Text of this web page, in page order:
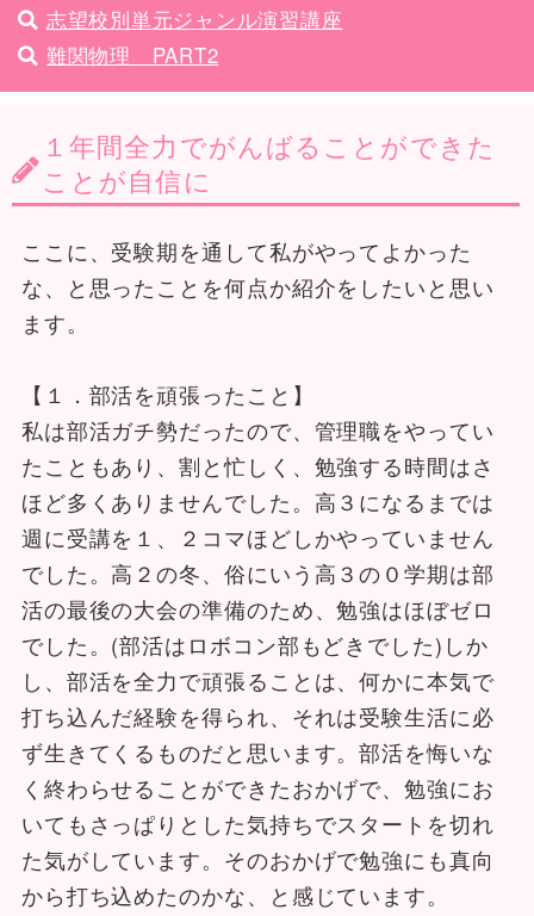
志望校別単元ジャンル演習講座
難関物理 PART2
１年間全力でがんばることができた
ことが自信に
ここに、受験期を通して私がやってよかった
な、と思ったことを何点か紹介をしたいと思い
ます。
【１．部活を頑張ったこと】
私は部活ガチ勢だったので、管理職をやってい
たこともあり、割と忙しく、勉強する時間はさ
ほど多くありませんでした。高３になるまでは
週に受講を１、２コマほどしかやっていません
でした。高２の冬、俗にいう高３の０学期は部
活の最後の大会の準備のため、勉強はほぼゼロ
でした。(部活はロボコン部もどきでした)しか
し、部活を全力で頑張ることは、何かに本気で
打ち込んだ経験を得られ、それは受験生活に必
ず生きてくるものだと思います。部活を悔いな
く終わらせることができたおかげで、勉強にお
いてもさっぱりとした気持ちでスタートを切れ
た気がしています。そのおかげで勉強にも真向
から打ち込めたのかな、と感じています。